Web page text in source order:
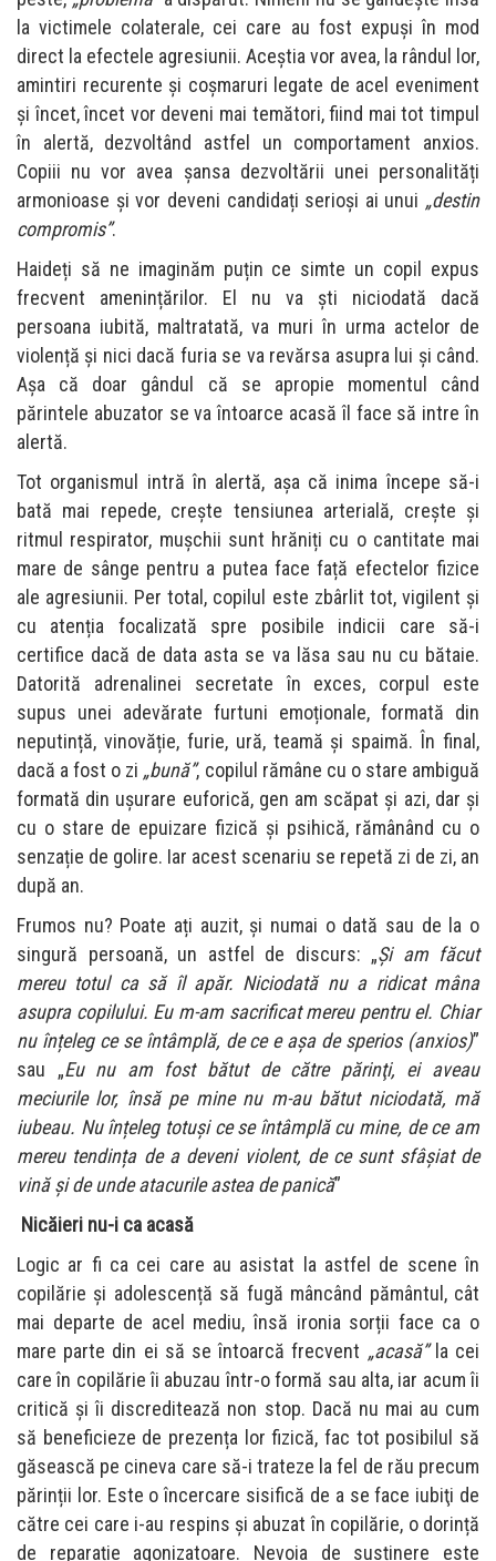
la victimele colaterale, cei care au fost expuși în mod
direct la efectele agresiunii. Aceştia vor avea, la rândul lor,
amintiri recurente și coșmaruri legate de acel eveniment
și încet, încet vor deveni mai temători, fiind mai tot timpul
în alertă, dezvoltând astfel un comportament anxios.
Copiii nu vor avea șansa dezvoltării unei personalități
armonioase și vor deveni candidați serioși ai unui „destin
compromis”.
Haideți să ne imaginăm puțin ce simte un copil expus
frecvent amenințărilor. El nu va ști niciodată dacă
persoana iubită, maltratată, va muri în urma actelor de
violență și nici dacă furia se va revărsa asupra lui și când.
Așa că doar gândul că se apropie momentul când
părintele abuzator se va întoarce acasă îl face să intre în
alertă.
Tot organismul intră în alertă, așa că inima începe să-i
bată mai repede, crește tensiunea arterială, creşte și
ritmul respirator, mușchii sunt hrăniți cu o cantitate mai
mare de sânge pentru a putea face față efectelor fizice
ale agresiunii. Per total, copilul este zbârlit tot, vigilent și
cu atenția focalizată spre posibile indicii care să-i
certifice dacă de data asta se va lăsa sau nu cu bătaie.
Datorită adrenalinei secretate în exces, corpul este
supus unei adevărate furtuni emoționale, formată din
neputință, vinovăție, furie, ură, teamă și spaimă. În final,
dacă a fost o zi „bună”, copilul rămâne cu o stare ambiguă
formată din ușurare euforică, gen am scăpat și azi, dar și
cu o stare de epuizare fizică și psihică, rămânând cu o
senzație de golire. Iar acest scenariu se repetă zi de zi, an
după an.
Frumos nu? Poate ați auzit, și numai o dată sau de la o
singură persoană, un astfel de discurs: „Și am făcut
mereu totul ca să îl apăr. Niciodată nu a ridicat mâna
asupra copilului. Eu m-am sacrificat mereu pentru el. Chiar
nu înțeleg ce se întâmplă, de ce e așa de sperios (anxios)”
sau „Eu nu am fost bătut de către părinţi, ei aveau
meciurile lor, însă pe mine nu m-au bătut niciodată, mă
iubeau. Nu înțeleg totuși ce se întâmplă cu mine, de ce am
mereu tendința de a deveni violent, de ce sunt sfâșiat de
vină și de unde atacurile astea de panică”
Nicăieri nu-i ca acasă
Logic ar fi ca cei care au asistat la astfel de scene în
copilărie și adolescență să fugă mâncând pământul, cât
mai departe de acel mediu, însă ironia sorții face ca o
mare parte din ei să se întoarcă frecvent „acasă”la cei
care în copilărie îi abuzau într-o formă sau alta, iar acum îi
critică și îi discreditează non stop. Dacă nu mai au cum
să beneficieze de prezența lor fizică, fac tot posibilul să
găsească pe cineva care să-i trateze la fel de rău precum
părinții lor. Este o încercare sisifică de a se face iubiţi de
către cei care i-au respins și abuzat în copilărie, o dorință
de reparație agonizatoare. Nevoia de susținere este